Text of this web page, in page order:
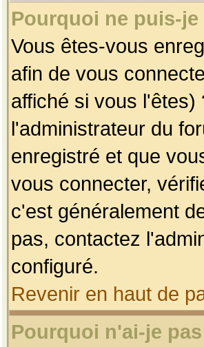
Pourquoi ne puis-
Vous êtes-vous
afin de vous
affiché si vous
l'administrateur du
enregistré et que
vous connecter,
c'est généralement
pas, contactez
configuré.
Revenir en haut de
Pourquoi n'ai-je